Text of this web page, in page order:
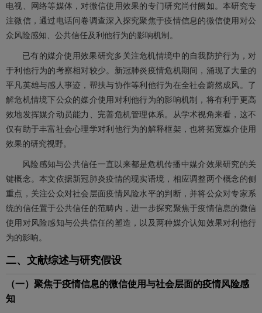
电视、网络等媒体，对微信使用效果的专门研究尚付阙如。本研究专
注微信，通过电话问卷调查深入探究聚焦于疫情信息的微信使用对公
众风险感知、公共信任及利他行为的影响机制。
已有的媒介使用效果研究多关注危机情境中的自我防护行为，对
于利他行为的考察相对较少。新冠肺炎疫情危机期间，涌现了大量的
平凡英雄与感人事迹，帮扶与协作等利他行为在全社会蔚然成风。了
解危机情境下公众的媒介使用对利他行为的影响机制，将有利于更高
效地发挥媒介动员能力、完善危机管理体系。从学术视角来看，这不
仅有助于丰富社会心理学对利他行为的解释框架，也将拓宽媒介使用
效果的研究视野。
风险感知与公共信任一直以来都是危机传播中媒介效果研究的关
键概念。本文依据新冠肺炎疫情的现实语境，相应调整两个概念的侧
重点，关注公众对社会层面疫情风险水平的判断，并将公众对专家系
统的信任置于公共信任的范畴内，进一步探究聚焦于疫情信息的微信
使用对风险感知与公共信任的塑造，以及两种媒介认知效果对利他行
为的影响。
二、文献综述与研究假设
（一）聚焦于疫情信息的微信使用与社会层面的疫情风险感
知